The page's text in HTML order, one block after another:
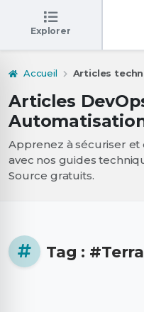
Explorer
Accueil Articles
Articles
Apprenez à sécuriser
avec nos guides
Source gratuits.
Tag :